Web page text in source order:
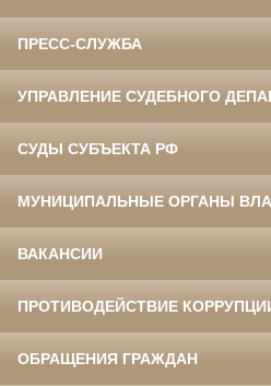
ПРЕСС-СЛУЖБА
УПРАВЛЕНИЕ СУДЕБНОГО
СУДЫ СУБЪЕКТА РФ
МУНИЦИПАЛЬНЫЕ ОРГАНЫ
ВАКАНСИИ
ПРОТИВОДЕЙСТВИЕ
ОБРАЩЕНИЯ ГРАЖДАН